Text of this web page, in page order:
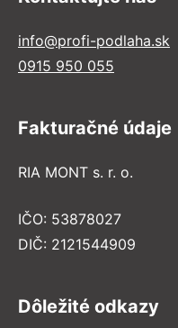
info@profi-podlaha.sk
0915 950 055
Fakturačné údaje
RIA MONT s. r. o.
IČO: 53878027
DIČ: 2121544909
Dôležité odkazy